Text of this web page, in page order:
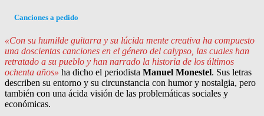
Canciones a pedido
«Con su humilde guitarra y su lúcida mente creativa ha compuesto
una doscientas canciones en el género del calypso, las cuales han
retratado a su pueblo y han narrado la historia de los últimos
ochenta años» ha dicho el periodista Manuel Monestel. Sus letras
describen su entorno y su circunstancia con humor y nostalgia, pero
también con una ácida visión de las problemáticas sociales y
económicas.